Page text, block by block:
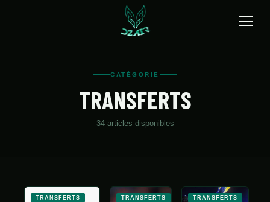
CLUBS
CATÉGORIE
TRANSFERTS
34articles disponibles
TRANSFERTS TRANSFERTS TRANSFERTS